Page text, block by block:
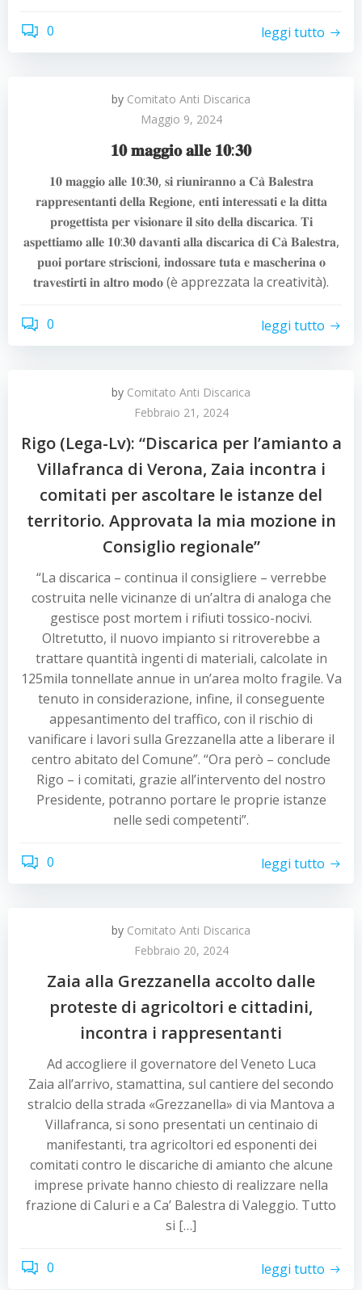
0 leggi tutto
by Comitato Anti Discarica
Maggio 9, 2024
𝟏𝟎 𝐦𝐚𝐠𝐠𝐢𝐨 𝐚𝐥𝐥𝐞 𝟏𝟎:𝟑𝟎
𝟏𝟎 𝐦𝐚𝐠𝐠𝐢𝐨 𝐚𝐥𝐥𝐞 𝟏𝟎:𝟑𝟎, 𝐬𝐢 𝐫𝐢𝐮𝐧𝐢𝐫𝐚𝐧𝐧𝐨 𝐚 𝐂𝐚̀ 𝐁𝐚𝐥𝐞𝐬𝐭𝐫𝐚
𝐫𝐚𝐩𝐩𝐫𝐞𝐬𝐞𝐧𝐭𝐚𝐧𝐭𝐢 𝐝𝐞𝐥𝐥𝐚 𝐑𝐞𝐠𝐢𝐨𝐧𝐞, 𝐞𝐧𝐭𝐢 𝐢𝐧𝐭𝐞𝐫𝐞𝐬𝐬𝐚𝐭𝐢 𝐞 𝐥𝐚 𝐝𝐢𝐭𝐭𝐚
𝐩𝐫𝐨𝐠𝐞𝐭𝐭𝐢𝐬𝐭𝐚 𝐩𝐞𝐫 𝐯𝐢𝐬𝐢𝐨𝐧𝐚𝐫𝐞 𝐢𝐥 𝐬𝐢𝐭𝐨 𝐝𝐞𝐥𝐥𝐚 𝐝𝐢𝐬𝐜𝐚𝐫𝐢𝐜𝐚. 𝐓𝐢
𝐚𝐬𝐩𝐞𝐭𝐭𝐢𝐚𝐦𝐨 𝐚𝐥𝐥𝐞 𝟏𝟎:𝟑𝟎 𝐝𝐚𝐯𝐚𝐧𝐭𝐢 𝐚𝐥𝐥𝐚 𝐝𝐢𝐬𝐜𝐚𝐫𝐢𝐜𝐚 𝐝𝐢 𝐂𝐚̀ 𝐁𝐚𝐥𝐞𝐬𝐭𝐫𝐚,
𝐩𝐮𝐨𝐢 𝐩𝐨𝐫𝐭𝐚𝐫𝐞 𝐬𝐭𝐫𝐢𝐬𝐜𝐢𝐨𝐧𝐢, 𝐢𝐧𝐝𝐨𝐬𝐬𝐚𝐫𝐞 𝐭𝐮𝐭𝐚 𝐞 𝐦𝐚𝐬𝐜𝐡𝐞𝐫𝐢𝐧𝐚 𝐨
𝐭𝐫𝐚𝐯𝐞𝐬𝐭𝐢𝐫𝐭𝐢 𝐢𝐧 𝐚𝐥𝐭𝐫𝐨 𝐦𝐨𝐝𝐨 (è apprezzata la creatività).
0 leggi tutto
by Comitato Anti Discarica
Febbraio 21, 2024
Rigo (Lega-Lv): “Discarica per l’amianto a
Villafranca di Verona, Zaia incontra i
comitati per ascoltare le istanze del
territorio. Approvata la mia mozione in
Consiglio regionale”
“La discarica – continua il consigliere – verrebbe
costruita nelle vicinanze di un’altra di analoga che
gestisce post mortem i rifiuti tossico-nocivi.
Oltretutto, il nuovo impianto si ritroverebbe a
trattare quantità ingenti di materiali, calcolate in
125mila tonnellate annue in un’area molto fragile. Va
tenuto in considerazione, infine, il conseguente
appesantimento del traffico, con il rischio di
vanificare i lavori sulla Grezzanella atte a liberare il
centro abitato del Comune”. “Ora però – conclude
Rigo – i comitati, grazie all’intervento del nostro
Presidente, potranno portare le proprie istanze
nelle sedi competenti”.
0 leggi tutto
by Comitato Anti Discarica
Febbraio 20, 2024
Zaia alla Grezzanella accolto dalle
proteste di agricoltori e cittadini,
incontra i rappresentanti
Ad accogliere il governatore del Veneto Luca
Zaia all’arrivo, stamattina, sul cantiere del secondo
stralcio della strada «Grezzanella» di via Mantova a
Villafranca, si sono presentati un centinaio di
manifestanti, tra agricoltori ed esponenti dei
comitati contro le discariche di amianto che alcune
imprese private hanno chiesto di realizzare nella
frazione di Caluri e a Ca’ Balestra di Valeggio. Tutto
si […]
0 leggi tutto